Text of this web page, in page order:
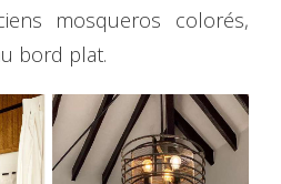
mosqueros colorés,
bord plat.